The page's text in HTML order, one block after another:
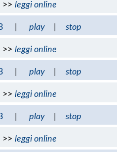
>> leggi online
play stop
>> leggi online
play stop
>> leggi online
play stop
>> leggi online